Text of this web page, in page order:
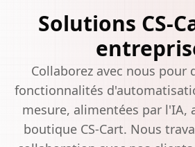
Solutions CS-
Collaborez avec nous pour
fonctionnalités
mesure, alimentées par l'IA,
boutique CS-Cart. Nous